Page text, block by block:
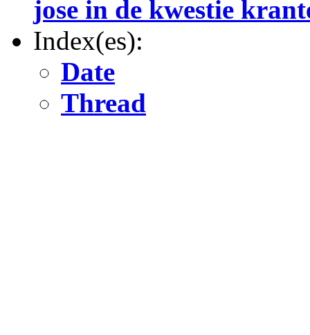
jose in de kwestie
Index(es):
Date
Thread